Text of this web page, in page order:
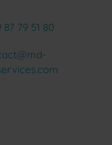
87 79 51 80